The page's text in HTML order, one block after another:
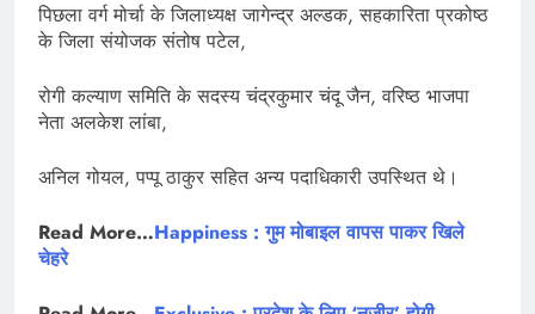
पिछला वर्ग मोर्चा के जिलाध्यक्ष जागेन्द्र अल्डक, सहकारिता प्रकोष्ठ
के जिला संयोजक संतोष पटेल,
रोगी कल्याण समिति के सदस्य चंद्रकुमार चंदू जैन, वरिष्ठ भाजपा
नेता अलकेश लांबा,
अनिल गोयल, पप्पू ठाकुर सहित अन्य पदाधिकारी उपस्थित थे।
Read More…Happiness : गुम मोबाइल वापस पाकर खिले
चेहरे